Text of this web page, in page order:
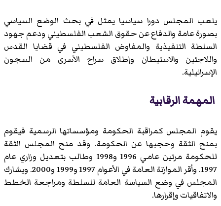
يلعب المجلس دورا سياسيا يمثل في بحث الوضع السياسي
بصورة عامة والدفاع عن حقوق الشعب الفلسطيني ودعم جهود
السلطة التنفيذية والمفاوض الفلسطيني في قضايا القدس
واللاجئين والاستيطان وإطلاق سراح الأسرى من السجون
الإسرائيلية.
المهمة الرقابية
يقوم المجلس كمراقبة الحكومة ومؤسساتها الرسمية فيقوم
بمنح الثقة وحجبها عن الحكومة. وقد منح المجلس الثقة
للحكومة مرتين عامي 1996 و1998 وطالب بتعديل وزاري عام
1997. وأقر الموازنة العامة في الأعوام 1997 و1999 و2000. ويشارك
المجلس في وضع السياسة العامة للسلطة ومراجعة الخطط
والاتفاقيات وإقرارها.